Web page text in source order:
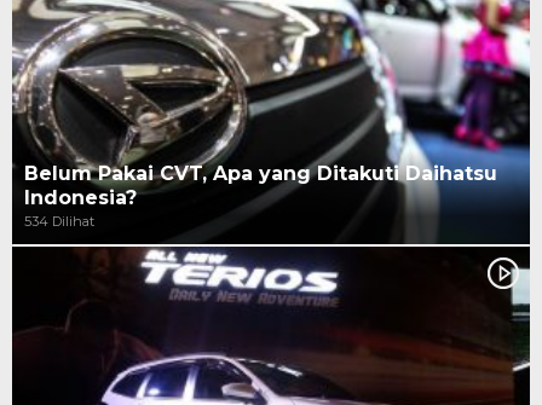
Belum Pakai CVT, Apa yang Ditakuti Daihatsu
Indonesia?
534 Dilihat